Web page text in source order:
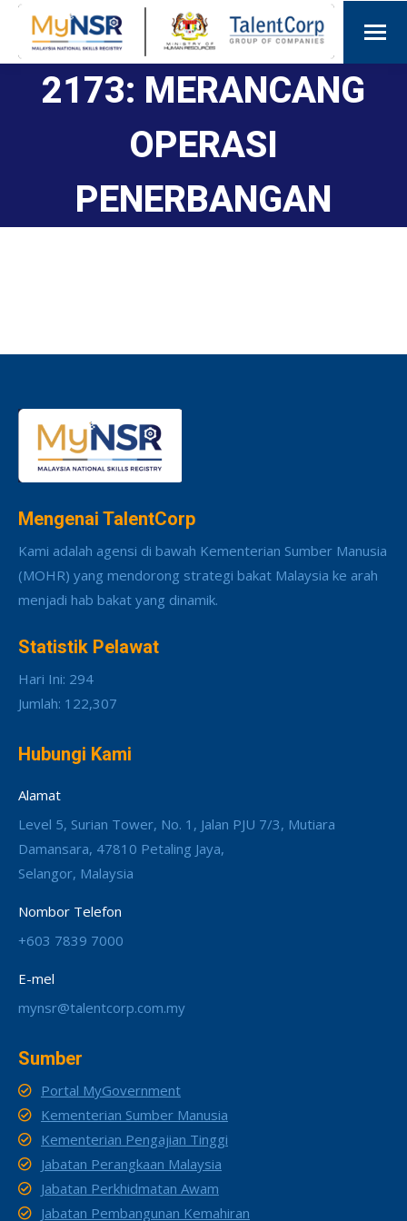
2173: MERANCANG
OPERASI
PENERBANGAN
Mengenai TalentCorp
Kami adalah agensi di bawah Kementerian Sumber Manusia
(MOHR) yang mendorong strategi bakat Malaysia ke arah
menjadi hab bakat yang dinamik.
Statistik Pelawat
Hari Ini: 294
Jumlah: 122,307
Hubungi Kami
Alamat
Level 5, Surian Tower, No. 1, Jalan PJU 7/3, Mutiara
Damansara, 47810 Petaling Jaya,
Selangor, Malaysia
Nombor Telefon
+603 7839 7000
E-mel
mynsr@talentcorp.com.my
Sumber
Portal MyGovernment
Kementerian Sumber Manusia
Kementerian Pengajian Tinggi
Jabatan Perangkaan Malaysia
Jabatan Perkhidmatan Awam
Jabatan Pembangunan Kemahiran